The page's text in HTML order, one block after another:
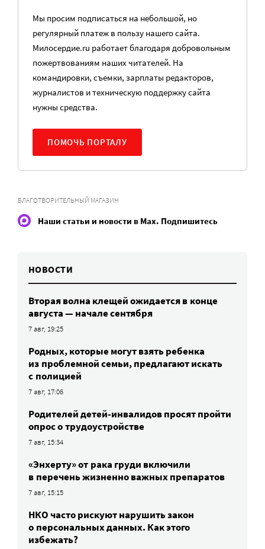
Мы просим подписаться на небольшой, но
регулярный платеж в пользу нашего сайта.
Милосердие.ru работает благодаря добровольным
пожертвованиям наших читателей. На
командировки, съемки, зарплаты редакторов,
журналистов и техническую поддержку сайта
нужны средства.
ПОМОЧЬ ПОРТАЛУ
БЛАГОТВОРИТЕЛЬНЫЙ МАГАЗИН
Наши статьи и новости в Max. Подпишитесь
НОВОСТИ
Вторая волна клещей ожидается в конце
августа — начале сентября
7 авг, 19:25
Родных, которые могут взять ребенка
из проблемной семьи, предлагают искать
с полицией
7 авг, 17:06
Родителей детей-инвалидов просят пройти
опрос о трудоустройстве
7 авг, 15:34
«Энхерту» от рака груди включили
в перечень жизненно важных препаратов
7 авг, 15:15
НКО часто рискуют нарушить закон
о персональных данных. Как этого
избежать?